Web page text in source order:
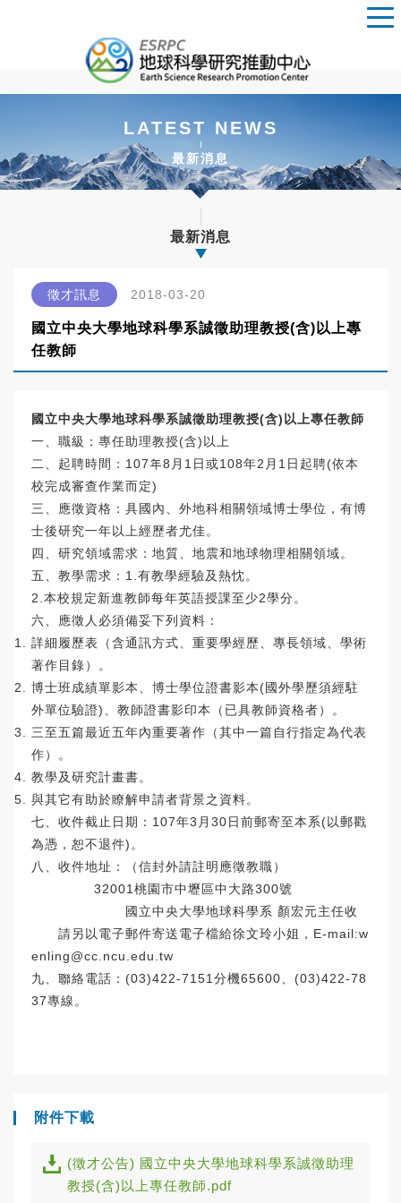
LATEST NEWS
最新消息
最新消息
徵才訊息 2018-03-20
國立中央大學地球科學系誠徵助理教授(含)以上專
任教師
國立中央大學地球科學系誠徵助理教授(含)以上專任教師
一、職級：專任助理教授(含)以上
二、起聘時間：107年8月1日或108年2月1日起聘(依本
校完成審查作業而定)
三、應徵資格：具國內、外地科相關領域博士學位，有博
士後研究一年以上經歷者尤佳。
四、研究領域需求：地質、地震和地球物理相關領域。
五、教學需求：1.有教學經驗及熱忱。
2.本校規定新進教師每年英語授課至少2學分。
六、應徵人必須備妥下列資料：
詳細履歷表（含通訊方式、重要學經歷、專長領域、學術
著作目錄）。
博士班成績單影本、博士學位證書影本(國外學歷須經駐
外單位驗證)、教師證書影印本（已具教師資格者）。
三至五篇最近五年內重要著作（其中一篇自行指定為代表
作）。
教學及研究計畫書。
與其它有助於瞭解申請者背景之資料。
七、收件截止日期：107年3月30日前郵寄至本系(以郵戳
為憑，恕不退件)。
八、收件地址：（信封外請註明應徵教職）
32001桃園市中壢區中大路300號
國立中央大學地球科學系 顏宏元主任收
請另以電子郵件寄送電子檔給徐文玲小姐，E-mail:w
enling@cc.ncu.edu.tw
九、聯絡電話：(03)422-7151分機65600、(03)422-78
37專線。
附件下載
(徵才公告) 國立中央大學地球科學系誠徵助理
教授(含)以上專任教師.pdf